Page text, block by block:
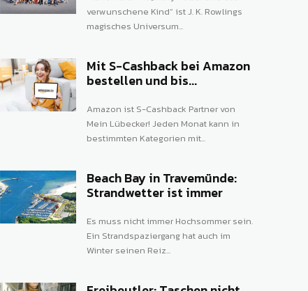
verwunschene Kind“ ist J. K. Rowlings
magisches Universum...
Mit S-Cashback bei Amazon
bestellen und bis...
Amazon ist S-Cashback Partner von
Mein Lübecker! Jeden Monat kann in
bestimmten Kategorien mit...
Beach Bay in Travemünde:
Strandwetter ist immer
Es muss nicht immer Hochsommer sein.
Ein Strandspaziergang hat auch im
Winter seinen Reiz...